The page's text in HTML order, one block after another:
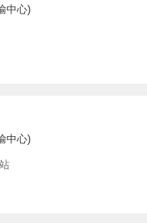
中心)
中心)
站